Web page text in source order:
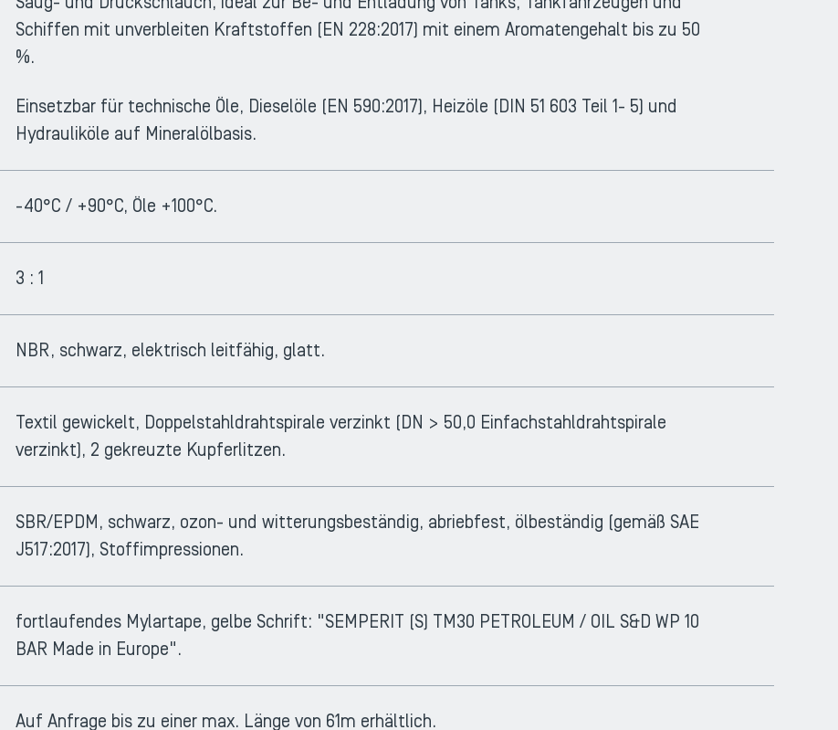
Schiffen mit unverbleiten Kraftstoffen (EN 228:2017) mit einem Aromatengehalt bis zu 50
%.
Einsetzbar für technische Öle, Dieselöle (EN 590:2017), Heizöle (DIN 51 603 Teil 1- 5) und
Hydrauliköle auf Mineralölbasis.
-40°C / +90°C, Öle +100°C.
3 : 1
NBR, schwarz, elektrisch leitfähig, glatt.
Textil gewickelt, Doppelstahldrahtspirale verzinkt (DN > 50,0 Einfachstahldrahtspirale
verzinkt), 2 gekreuzte Kupferlitzen.
SBR/EPDM, schwarz, ozon- und witterungsbeständig, abriebfest, ölbeständig (gemäß SAE
J517:2017), Stoffimpressionen.
fortlaufendes Mylartape, gelbe Schrift: "SEMPERIT (S) TM30 PETROLEUM / OIL S&D WP 10
BAR Made in Europe".
Auf Anfrage bis zu einer max. Länge von 61m erhältlich.